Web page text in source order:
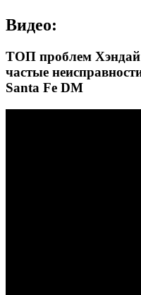
Видео:
ТОП проблем
частые
Santa Fe DM